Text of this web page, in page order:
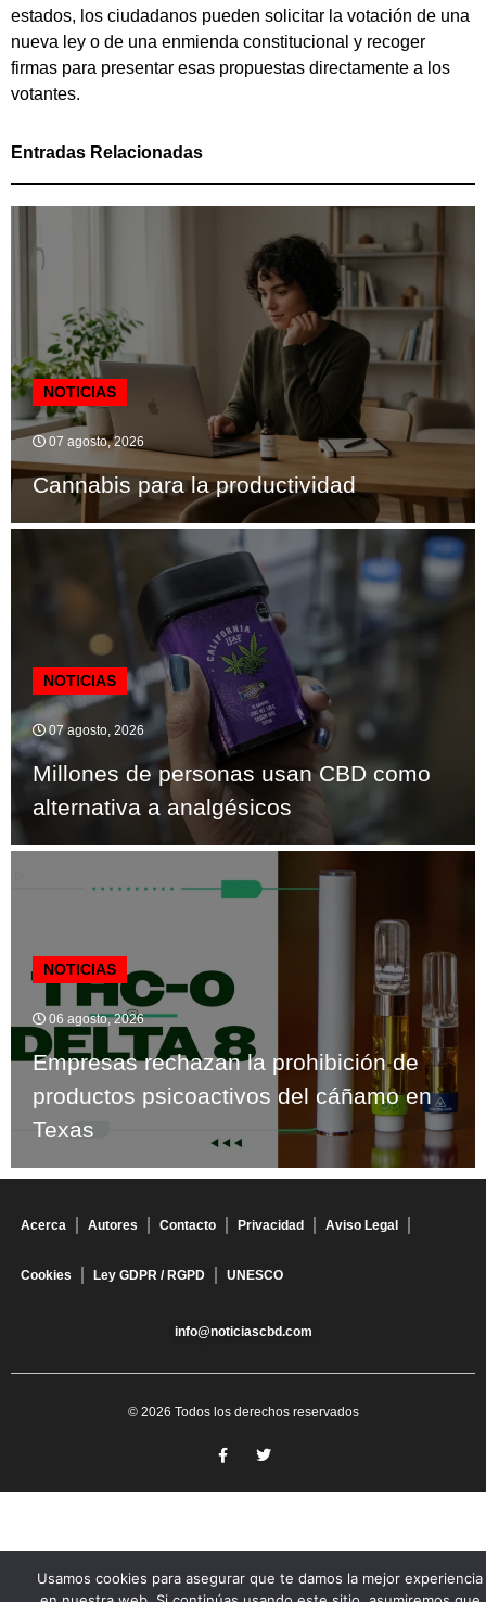
estados, los ciudadanos pueden solicitar la votación de una
nueva ley o de una enmienda constitucional y recoger
firmas para presentar esas propuestas directamente a los
votantes.
Entradas Relacionadas
NOTICIAS
07 agosto, 2026
Cannabis para la productividad
NOTICIAS
07 agosto, 2026
Millones de personas usan CBD como
alternativa a analgésicos
NOTICIAS
06 agosto, 2026
Empresas rechazan la prohibición de
productos psicoactivos del cáñamo en
Texas
Acerca Autores Contacto Privacidad Aviso Legal
Cookies Ley GDPR / RGPD UNESCO
info@noticiascbd.com
© 2026 Todos los derechos reservados
Usamos cookies para asegurar que te damos la mejor experiencia